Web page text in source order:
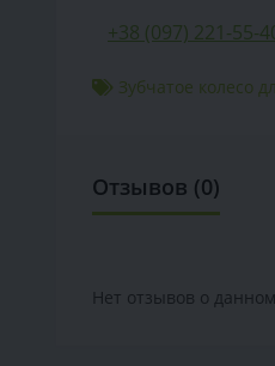
+38 (097) 221-55-
Зубчатое колесо
Отзывов (0)
Нет отзывов о